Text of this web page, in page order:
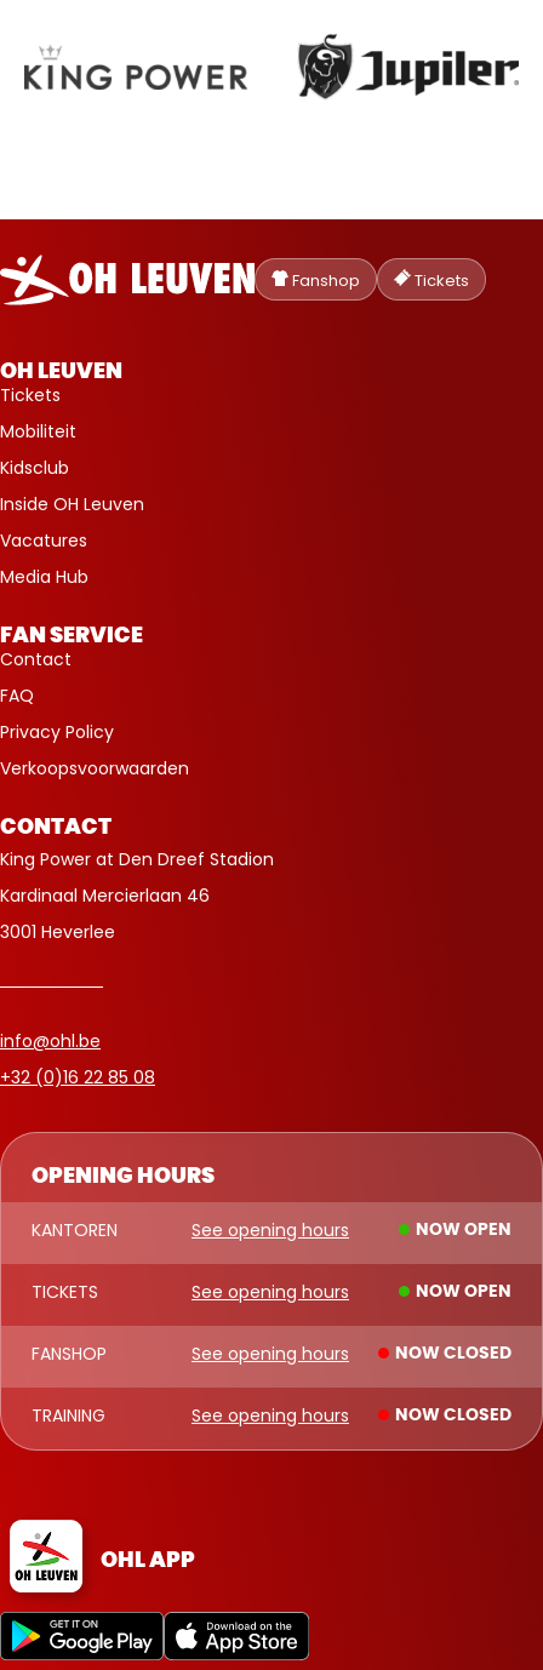
Oud-
Heverlee
Leuven
Fanshop Tickets
OPENING HOURS
KANTOREN See opening hours NOW OPEN
TICKETS See opening hours NOW OPEN
FANSHOP See opening hours NOW CLOSED
TRAINING See opening hours NOW CLOSED
OH LEUVEN
Tickets
Mobiliteit
Kidsclub
Inside OH Leuven
Vacatures
Media Hub
FAN SERVICE
Contact
FAQ
Privacy Policy
Verkoopsvoorwaarden
CONTACT
King Power at Den Dreef Stadion
Kardinaal Mercierlaan 46
3001 Heverlee
info@ohl.be
+32 (0)16 22 85 08
OHL APP